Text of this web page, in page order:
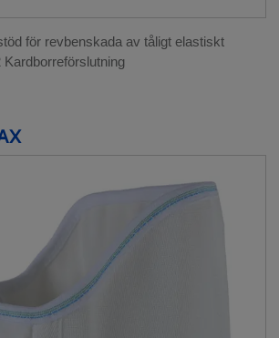
OCH ARMBÅGE
OCH FINGRAR
FÖR BARN
för revbenskada av tåligt elastiskt
Kardborreförslutning